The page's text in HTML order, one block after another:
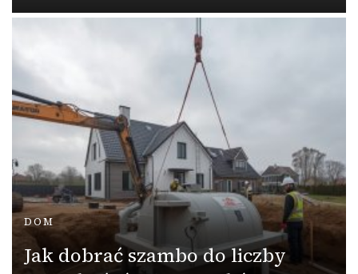
DOM
Jak dobrać szambo do liczby